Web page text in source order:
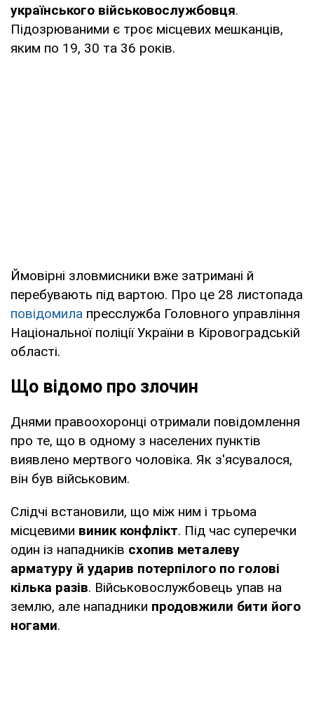
українського військовослужбовця.
Підозрюваними є троє місцевих мешканців,
яким по 19, 30 та 36 років.
Ймовірні зловмисники вже затримані й
перебувають під вартою. Про це 28 листопада
повідомила пресслужба Головного управління
Національної поліції України в Кіровоградській
області.
Що відомо про злочин
Днями правоохоронці отримали повідомлення
про те, що в одному з населених пунктів
виявлено мертвого чоловіка. Як з'ясувалося,
він був військовим.
Слідчі встановили, що між ним і трьома
місцевими виник конфлікт. Під час суперечки
один із нападників схопив металеву
арматуру й ударив потерпілого по голові
кілька разів. Військовослужбовець упав на
землю, але нападники продовжили бити його
ногами.